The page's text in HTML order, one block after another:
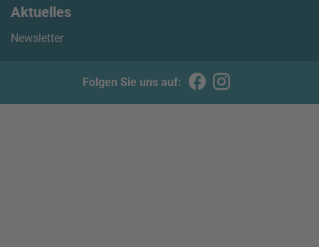
Aktuelles
Newsletter
Folgen Sie uns auf: